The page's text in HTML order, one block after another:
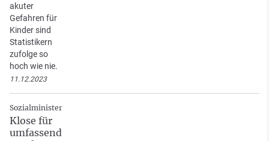
akuter
Gefahren für
Kinder sind
Statistikern
zufolge so
hoch wie nie.
11.12.2023
Sozialminister
Klose für
umfassend